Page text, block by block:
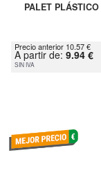
PALET
Precio anterior 10.57 €
A partir de: 9.94 €
SIN IVA